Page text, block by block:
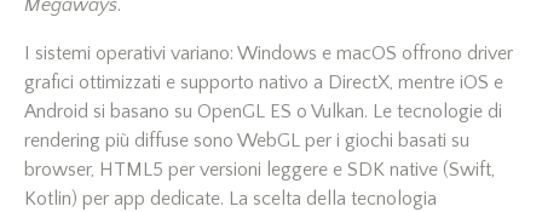
Megaways.
I sistemi operativi variano: Windows e macOS offrono driver
grafici ottimizzati e supporto nativo a DirectX, mentre iOS e
Android si basano su OpenGL ES o Vulkan. Le tecnologie di
rendering più diffuse sono WebGL per i giochi basati su
browser, HTML5 per versioni leggere e SDK native (Swift,
Kotlin) per app dedicate. La scelta della tecnologia